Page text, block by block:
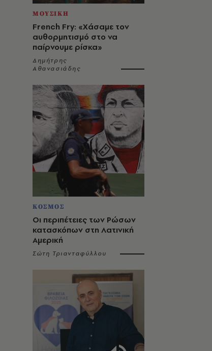
ΜΟΥΣΙΚΗ
French Fry: «Χάσαμε τον
αυθορμητισμό στο να
παίρνουμε ρίσκα»
Δημήτρης
Αθανασιάδης
ΚΟΣΜΟΣ
Οι περιπέτειες των Ρώσων
κατασκόπων στη Λατινική
Αμερική
Σώτη Τριανταφύλλου